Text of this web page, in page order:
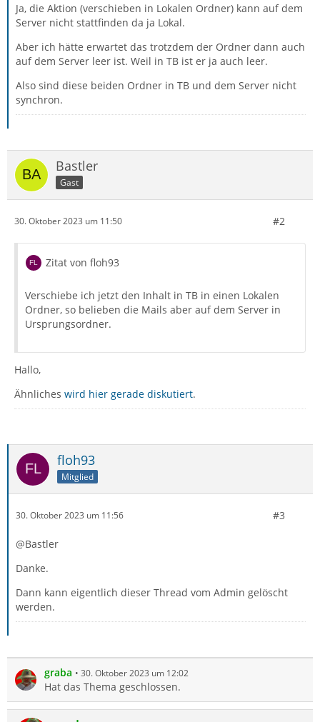
Ja, die Aktion (verschieben in Lokalen Ordner) kann auf dem
Server nicht stattfinden da ja Lokal.
Aber ich hätte erwartet das trotzdem der Ordner dann auch
auf dem Server leer ist. Weil in TB ist er ja auch leer.
Also sind diese beiden Ordner in TB und dem Server nicht
synchron.
Bastler
Gast
30. Oktober 2023 um 11:50 #2
Zitat von floh93
Verschiebe ich jetzt den Inhalt in TB in einen Lokalen
Ordner, so belieben die Mails aber auf dem Server in
Ursprungsordner.
Hallo,
Ähnliches wird hier gerade diskutiert.
floh93
Mitglied
30. Oktober 2023 um 11:56 #3
@Bastler
Danke.
Dann kann eigentlich dieser Thread vom Admin gelöscht
werden.
graba 30. Oktober 2023 um 12:02
Hat das Thema geschlossen.